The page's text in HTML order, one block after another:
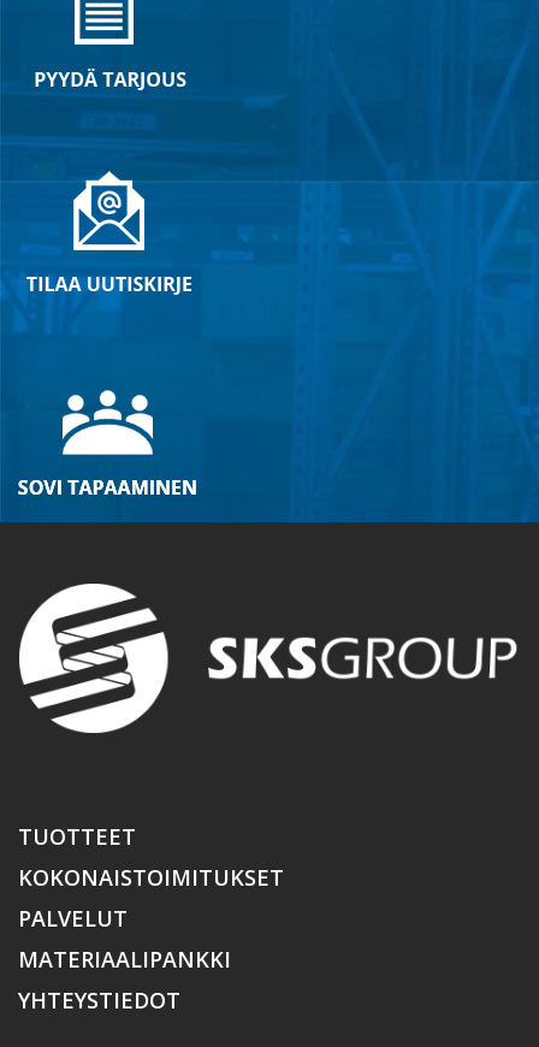
TUOTTEET
KOKONAISTOIMITUKSET
PALVELUT
MATERIAALIPANKKI
YHTEYSTIEDOT